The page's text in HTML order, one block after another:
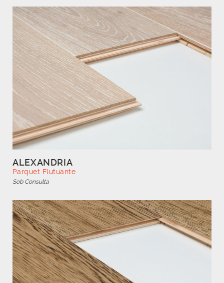
ALEXANDRIA
Parquet Flutuante
Sob Consulta